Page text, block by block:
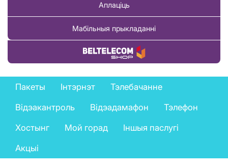
Аплаціць
Мабільныя прыкладанні
Купіць тавар
Private
services
menu
Пакеты Інтэрнэт
Тэлебачанне
Відэакантроль
Відэадамафон
Тэлефон
Хостынг
Мой горад
Іншыя паслугі
Акцыі